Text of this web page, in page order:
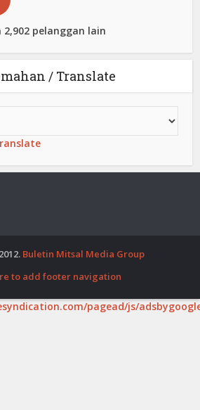
pelanggan lain
/ Translate
Buletin Mitsal Media Group
to add footer navigation
pagead/js/